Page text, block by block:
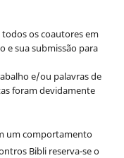
os coautores em
e sua submissão para
e/ou palavras de
foram devidamente
um comportamento
Bibli reserva-se o